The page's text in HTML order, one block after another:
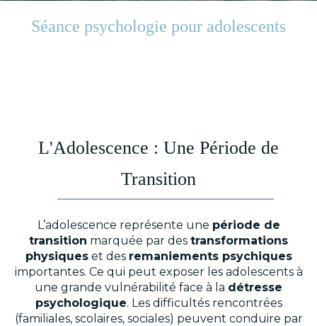
Séance psychologie pour adolescents
L'Adolescence : Une Période de
Transition
L’adolescence représente une période de
transition marquée par des transformations
physiqueset des remaniements psychiques
importantes. Ce qui peut exposer les adolescents à
une grande vulnérabilité face à la détresse
psychologique. Les difficultés rencontrées
(familiales, scolaires, sociales) peuvent conduire par